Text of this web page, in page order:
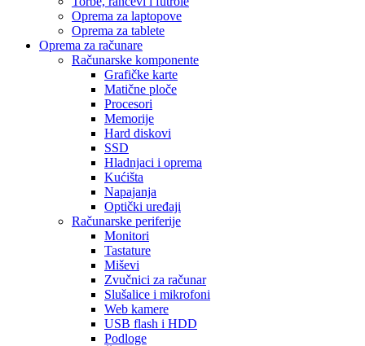
Oprema za laptopove
Oprema za tablete
Oprema za računare
Računarske komponente
Grafičke karte
Matične ploče
Procesori
Memorije
Hard diskovi
SSD
Hladnjaci i oprema
Kućišta
Napajanja
Optički uređaji
Računarske periferije
Monitori
Tastature
Miševi
Zvučnici za računar
Slušalice i mikrofoni
Web kamere
USB flash i HDD
Podloge